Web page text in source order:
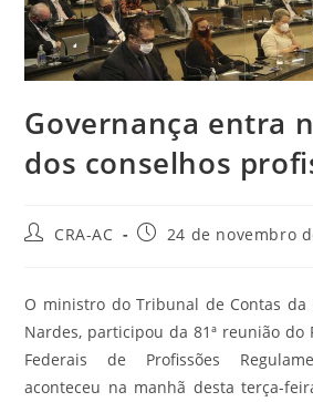
Governança entra
dos conselhos
AutorCRA-AC
Post24 de novembro
O ministro do Tribunal de Contas da
Nardes, participou da 81ª reunião do
Federais de Profissões
aconteceu na manhã desta terça-